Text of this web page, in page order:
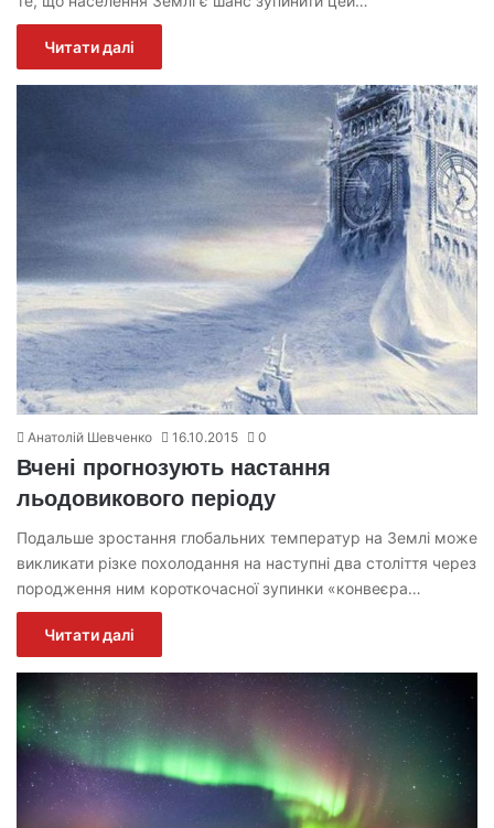
Читати далі
Анатолій Шевченко 16.10.2015 0
Вчені прогнозують настання
льодовикового періоду
Подальше зростання глобальних температур на Землі може
викликати різке похолодання на наступні два століття через
породження ним короткочасної зупинки «конвеєра…
Читати далі